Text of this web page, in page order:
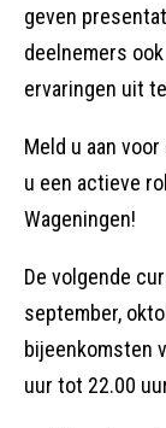
geven
deelnemers
ervaringen uit
Meld u aan
u een actieve
Wageningen!
De volgende
september,
bijeenkomsten
uur tot 22.00